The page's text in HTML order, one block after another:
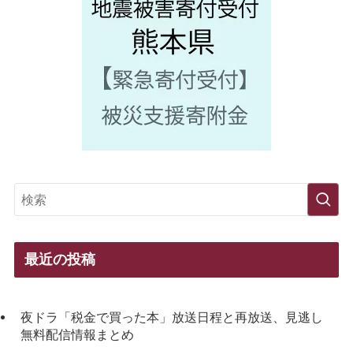
最近の投稿
夜ドラ「税金で買った本」放送日程と再放送、見逃し
無料配信情報まとめ